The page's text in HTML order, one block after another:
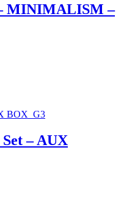
MINIMALISM –
– AUX